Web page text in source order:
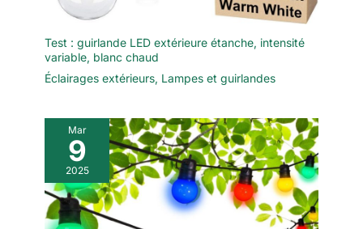
Test : guirlande LED extérieure étanche, intensité
variable, blanc chaud
Éclairages extérieurs, Lampes et guirlandes
Mar
9
2025